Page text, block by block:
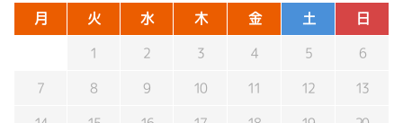
月 火 水 木 金 土 日
1 2 3 4 5 6
7 8 9 10 11 12 13